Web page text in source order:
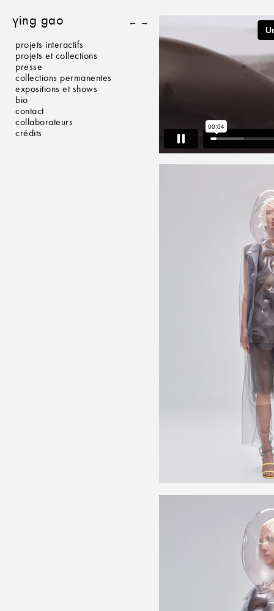
ying gao
projets interactifs
projets et collections
presse
collections permanentes
expositions et shows
bio
contact
collaborateurs
crédits
← →